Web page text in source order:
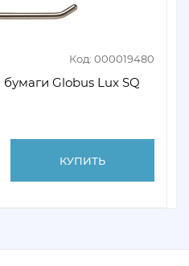
Код: 000019480
Globus Lux SQ
КУПИТЬ